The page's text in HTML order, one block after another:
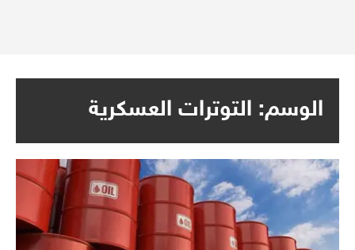
الوسم: التوترات العسكرية